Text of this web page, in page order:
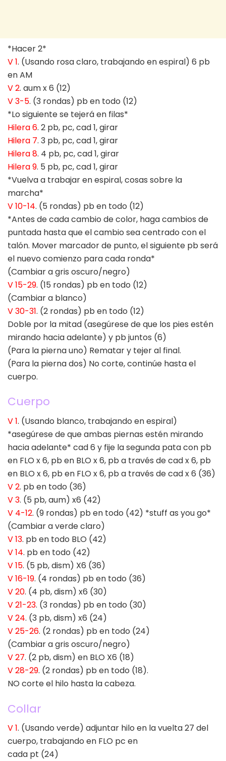
*Hacer 2*
V 1. (Usando rosa claro, trabajando en espiral) 6 pb
en AM
V 2. aum x 6 (12)
V 3-5. (3 rondas) pb en todo (12)
*Lo siguiente se tejerá en filas*
Hilera 6. 2 pb, pc, cad 1, girar
Hilera 7. 3 pb, pc, cad 1, girar
Hilera 8. 4 pb, pc, cad 1, girar
Hilera 9. 5 pb, pc, cad 1, girar
*Vuelva a trabajar en espiral, cosas sobre la
marcha*
V 10-14. (5 rondas) pb en todo (12)
*Antes de cada cambio de color, haga cambios de
puntada hasta que el cambio sea centrado con el
talón. Mover marcador de punto, el siguiente pb será
el nuevo comienzo para cada ronda*
(Cambiar a gris oscuro/negro)
V 15-29. (15 rondas) pb en todo (12)
(Cambiar a blanco)
V 30-31. (2 rondas) pb en todo (12)
Doble por la mitad (asegúrese de que los pies estén
mirando hacia adelante) y pb juntos (6)
(Para la pierna uno) Rematar y tejer al final.
(Para la pierna dos) No corte, continúe hasta el
cuerpo.
Cuerpo
V 1. (Usando blanco, trabajando en espiral)
*asegúrese de que ambas piernas estén mirando
hacia adelante* cad 6 y fije la segunda pata con pb
en FLO x 6, pb en BLO x 6, pb a través de cad x 6, pb
en BLO x 6, pb en FLO x 6, pb a través de cad x 6 (36)
V 2. pb en todo (36)
V 3. (5 pb, aum) x6 (42)
V 4-12. (9 rondas) pb en todo (42) *stuff as you go*
(Cambiar a verde claro)
V 13. pb en todo BLO (42)
V 14. pb en todo (42)
V 15. (5 pb, dism) X6 (36)
V 16-19. (4 rondas) pb en todo (36)
V 20. (4 pb, dism) x6 (30)
V 21-23. (3 rondas) pb en todo (30)
V 24. (3 pb, dism) x6 (24)
V 25-26. (2 rondas) pb en todo (24)
(Cambiar a gris oscuro/negro)
V 27. (2 pb, dism) en BLO X6 (18)
V 28-29. (2 rondas) pb en todo (18).
NO corte el hilo hasta la cabeza.
Collar
V 1. (Usando verde) adjuntar hilo en la vuelta 27 del
cuerpo, trabajando en FLO pc en
cada pt (24)